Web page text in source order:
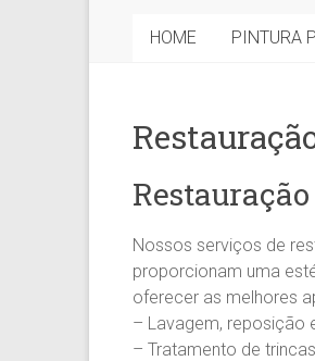
com
Pinturas.
Experiência
em
Pintura
em
prédios
comerciais,
residenciais
HOME PINTURA
Nossos serviços de
proporcionam uma
oferecer as melhores
– Lavagem, reposição
– Tratamento de trincas